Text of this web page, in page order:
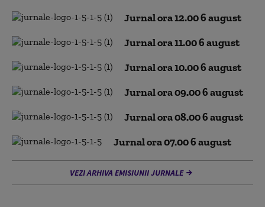
Jurnal ora 12.00 6 august
Jurnal ora 11.00 6 august
Jurnal ora 10.00 6 august
Jurnal ora 09.00 6 august
Jurnal ora 08.00 6 august
Jurnal ora 07.00 6 august
VEZI ARHIVA EMISIUNII JURNALE